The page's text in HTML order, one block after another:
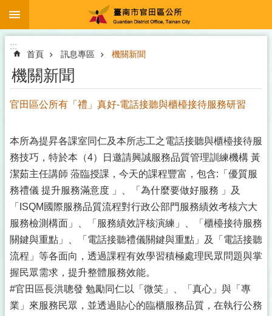
跳到主要內容區塊
:::
首頁 訊息專區 機關新聞
機關新聞
官田區公所有「禮」真好-電話接聽與櫃檯接待服務研習
本所為提昇各課室同仁及本所志工之電話接聽與櫃檯接待服
務技巧，特於本（4）日邀請興誠服務品質管理訓練機構 黃
潔茹主任講師 蒞臨授課，今天的課程豐富，包含:「優質服
務禮儀 提升服務滿意度 」、「為什麼要做好服務 」及
「ISQM國際服務品質流程對行政公部門服務績效考核六大
服務檢測構面」、「服務績效評核演練」、「櫃檯接待服務
關鍵與重點」、「電話接聽禮儀關鍵與重點」及「電話接聽
流程」等各面向，透過課程有效學習積極處理民眾問題與掌
握民眾需求，提升整體服務效能。
#官田區長洪聰發 勉勵同仁以「微笑」、「真心」與「專
業」來服務民眾，並透過貼心的臨櫃服務品質，在執行公務